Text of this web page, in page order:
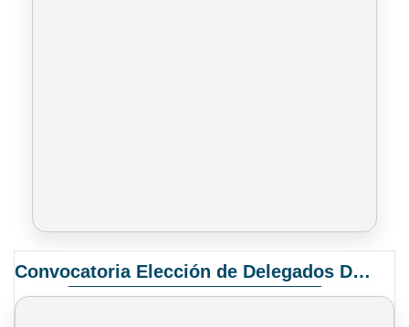
Convocatoria Elección de Delegados Docentes para el XIV Congreso Nacional de Universidades